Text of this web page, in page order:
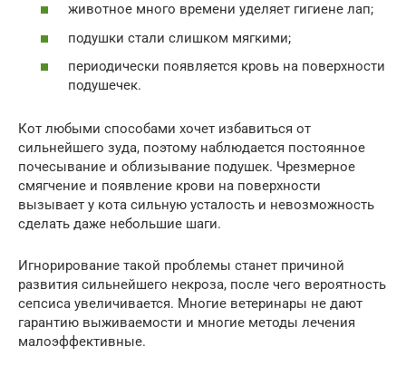
животное много времени уделяет гигиене лап;
подушки стали слишком мягкими;
периодически появляется кровь на поверхности
подушечек.
Кот любыми способами хочет избавиться от
сильнейшего зуда, поэтому наблюдается постоянное
почесывание и облизывание подушек. Чрезмерное
смягчение и появление крови на поверхности
вызывает у кота сильную усталость и невозможность
сделать даже небольшие шаги.
Игнорирование такой проблемы станет причиной
развития сильнейшего некроза, после чего вероятность
сепсиса увеличивается. Многие ветеринары не дают
гарантию выживаемости и многие методы лечения
малоэффективные.